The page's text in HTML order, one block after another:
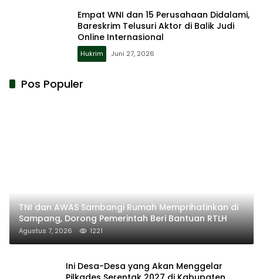
Empat WNI dan 15 Perusahaan Didalami,
Bareskrim Telusuri Aktor di Balik Judi
Online Internasional
Hukrim Juni 27, 2026
Pos Populer
TNI dan AWAS Sambangi Rumah Memprihatinkan di
Sampang, Dorong Pemerintah Beri Bantuan RTLH
Agustus 7, 2026 1221
Ini Desa-Desa yang Akan Menggelar